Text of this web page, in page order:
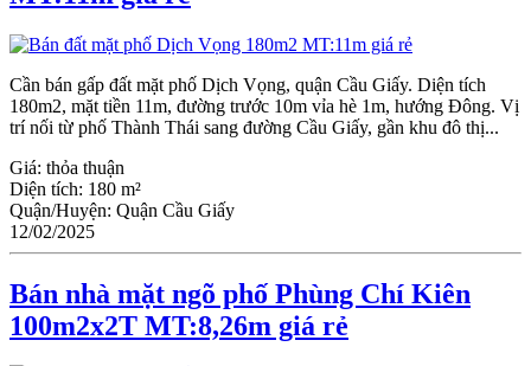
Cần bán gấp đất mặt phố Dịch Vọng, quận Cầu Giấy. Diện tích
180m2, mặt tiền 11m, đường trước 10m vỉa hè 1m, hướng Đông. Vị
trí nối từ phố Thành Thái sang đường Cầu Giấy, gần khu đô thị...
Giá: thỏa thuận
Diện tích: 180 m²
Quận/Huyện: Quận Cầu Giấy
12/02/2025
Bán nhà mặt ngõ phố Phùng Chí Kiên
100m2x2T MT:8,26m giá rẻ